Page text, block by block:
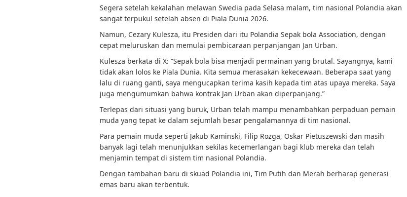
Segera setelah kekalahan melawan Swedia pada Selasa malam, tim nasional Polandia akan
sangat terpukul setelah absen di Piala Dunia 2026.
Namun, Cezary Kulesza, itu Presiden dari itu Polandia Sepak bola Association, dengan
cepat meluruskan dan memulai pembicaraan perpanjangan Jan Urban.
Kulesza berkata di X: “Sepak bola bisa menjadi permainan yang brutal. Sayangnya, kami
tidak akan lolos ke Piala Dunia. Kita semua merasakan kekecewaan. Beberapa saat yang
lalu di ruang ganti, saya mengucapkan terima kasih kepada tim atas upaya mereka. Saya
juga mengumumkan bahwa kontrak Jan Urban akan diperpanjang.”
Terlepas dari situasi yang buruk, Urban telah mampu menambahkan perpaduan pemain
muda yang tepat ke dalam sejumlah besar pengalamannya di tim nasional.
Para pemain muda seperti Jakub Kaminski, Filip Rozga, Oskar Pietuszewski dan masih
banyak lagi telah menunjukkan sekilas kecemerlangan bagi klub mereka dan telah
menjamin tempat di sistem tim nasional Polandia.
Dengan tambahan baru di skuad Polandia ini, Tim Putih dan Merah berharap generasi
emas baru akan terbentuk.